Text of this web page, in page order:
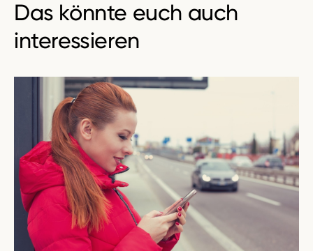
Das könnte euch auch
interessieren